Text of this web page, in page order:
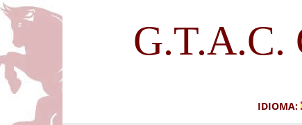
G.T.A.C.
IDIOMA: